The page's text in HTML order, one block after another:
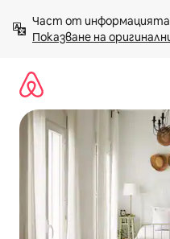
към
съдържанието
Показване на